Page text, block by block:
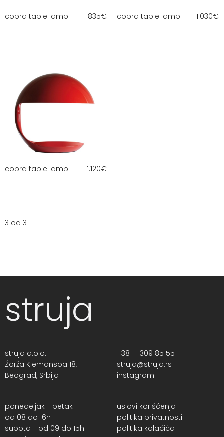
cobra table lamp 835€ cobra table lamp 1.030€
cobra table lamp 1.120€
3 od 3
struja
struja d.o.o.
Žorža Klemansoa 18,
Beograd, Srbija
+381 11 309 85 55
struja@struja.rs
instagram
ponedeljak - petak
od 08 do 16h
subota - od 09 do 15h
uslovi korišćenja
politika privatnosti
politika kolačića